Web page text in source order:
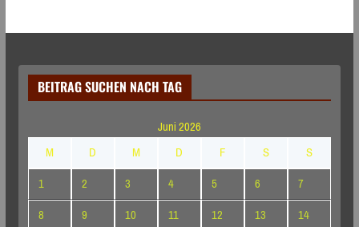
BEITRAG SUCHEN NACH TAG
Juni 2026
M
D M D F S
S
1
2 3 4 5 6
7
8
9 10 11 12 13
14